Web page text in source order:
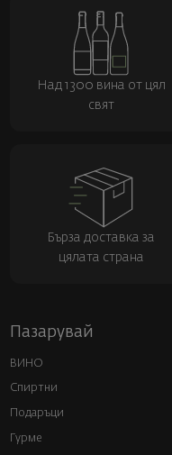
Над 1300 вина от цял
свят
Бърза доставка за
цялата страна
Пазарувай
ВИНО
Спиртни
Подаръци
Гурме